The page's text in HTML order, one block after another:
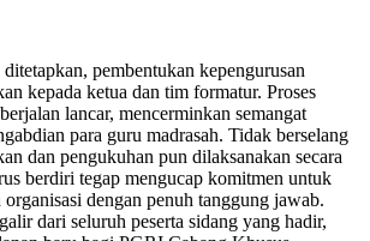
pembentukan kepengurusan
kepada ketua dan tim formatur. Proses
lancar, mencerminkan semangat
para guru madrasah. Tidak berselang
dan pengukuhan pun dilaksanakan secara
berdiri tegap mengucap komitmen untuk
dengan penuh tanggung jawab.
dari seluruh peserta sidang yang hadir,